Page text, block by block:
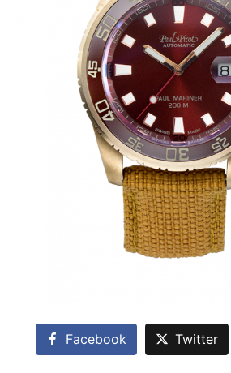
Facebook Twitter